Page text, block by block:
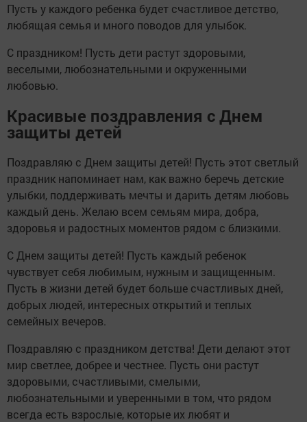
Пусть у каждого ребенка будет счастливое детство,
любящая семья и много поводов для улыбок.
С праздником! Пусть дети растут здоровыми,
веселыми, любознательными и окруженными
любовью.
Красивые поздравления с Днем
защиты детей
Поздравляю с Днем защиты детей! Пусть этот светлый
праздник напоминает нам, как важно беречь детские
улыбки, поддерживать мечты и дарить детям любовь
каждый день. Желаю всем семьям мира, добра,
здоровья и радостных моментов рядом с близкими.
С Днем защиты детей! Пусть каждый ребенок
чувствует себя любимым, нужным и защищенным.
Пусть в жизни детей будет больше счастливых дней,
добрых людей, интересных открытий и теплых
семейных вечеров.
Поздравляю с праздником детства! Дети делают этот
мир светлее, добрее и честнее. Пусть они растут
здоровыми, счастливыми, смелыми,
любознательными и уверенными в том, что рядом
всегда есть взрослые, которые их любят и